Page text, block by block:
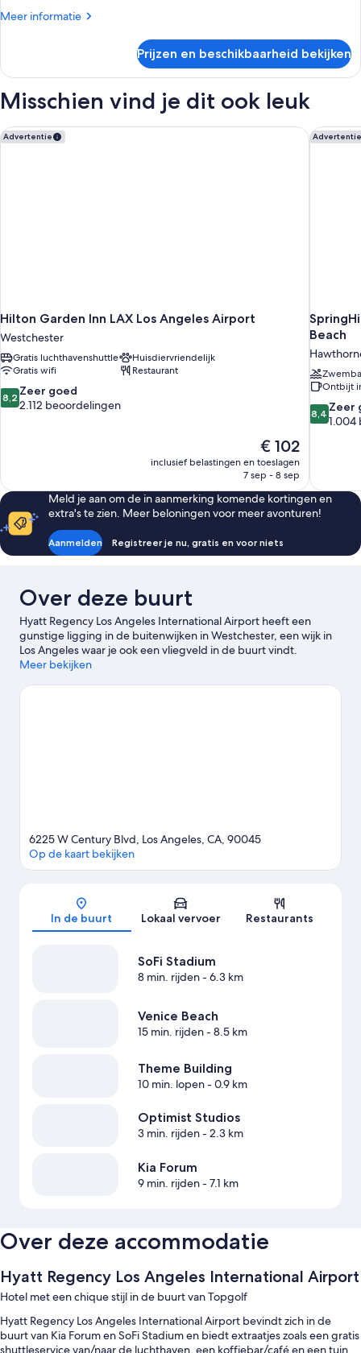
laden
Meer informatie
Meer
suite,
kingsize
Prijzen en beschikbaarheid bekijken
Misschien vind je dit ook leuk
Advertentie
Hilton Garden Inn LAX Los Angeles Airport
Westchester
Gratis luchthavenshuttle
Huisdiervriendelijk
Gratis wifi
Restaurant
8.2
van
8,2 Zeer goed
2.112 beoordelingen
De
prijs
is
€ 102
inclusief belastingen en toeslagen
7 sep - 8 sep
Hilton Garden Inn LAX Los Angeles Airport Advertentie
Beach
Ontbijt
8.4
van
1.004
8,4 Zeer
1.004
Meld je aan om de in aanmerking komende kortingen en
extra's te zien. Meer beloningen voor meer avonturen!
Aanmelden Registreer je nu, gratis en voor niets
Over deze buurt
Hyatt Regency Los Angeles International Airport heeft een
gunstige ligging in de buitenwijken in Westchester, een wijk in
Los Angeles waar je ook een vliegveld in de buurt vindt.
Reizigers die een middagje winkelen op de agenda hebben
vermaken, terwijl je voor andere soorten activiteiten bij Topgolf
Meer bekijken
Kaart
6225 W Century Blvd, Los Angeles, CA, 90045
Op de kaart bekijken
In de buurt Lokaal vervoer Restaurants
SoFi Stadium
8 min. rijden- 6.3 km
Venice Beach
15 min. rijden- 8.5 km
Theme Building
10 min. lopen- 0.9 km
Optimist Studios
3 min. rijden- 2.3 km
Kia Forum
9 min. rijden- 7.1 km
Over deze accommodatie
Hyatt Regency Los Angeles International Airport
Hotel met een chique stijl in de buurt van Topgolf
Hyatt Regency Los Angeles International Airport bevindt zich in de
buurt van Kia Forum en SoFi Stadium en biedt extraatjes zoals een gratis
shuttleservice van/naar de luchthaven, een koffiebar/café en een tuin.